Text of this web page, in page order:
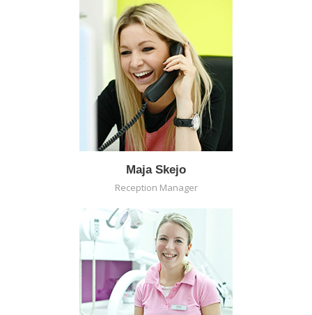
Maja Skejo
Reception Manager